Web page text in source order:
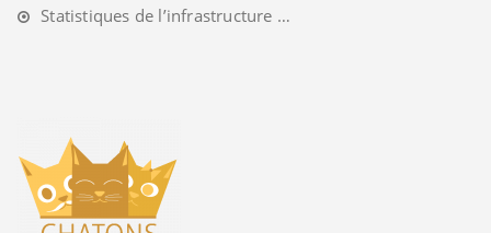
Statistiques de l’infrastructure …